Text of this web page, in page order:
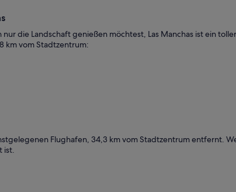
die Landschaft genießen möchtest, Las Manchas ist ein
km vom Stadtzentrum:
Flughafen, 34,3 km vom Stadtzentrum entfernt.
ist.